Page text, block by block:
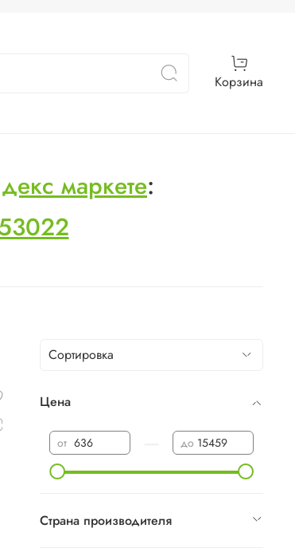
Корзина
маркете:
Цена
от до
Страна производителя